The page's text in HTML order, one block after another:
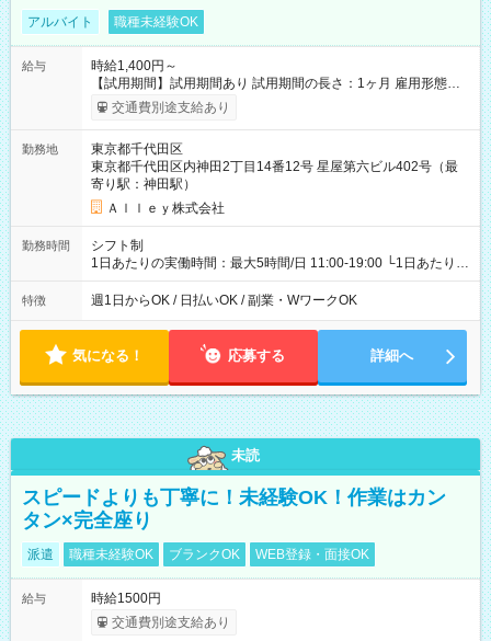
アルバイト 職種未経験OK
給与
時給1,400円～
【試用期間】試用期間あり 試用期間の長さ：1ヶ月 雇用形態、
給与は本採用時と同じです。
交通費別途支給あり
勤務地
東京都千代田区
東京都千代田区内神田2丁目14番12号 星屋第六ビル402号（最
寄り駅：神田駅）
Ａｌｌｅｙ株式会社
勤務時間
シフト制
1日あたりの実働時間：最大5時間/日 11:00-19:00 └1日あたりの
実働時間：1-5時間 └上記の時間帯内であれば、いつでも勤務可
能！ └平日・土曜日の中で、お好きな曜日でご勤務いただけま
18:00 などのように、自由な働き方が可能なお仕事です！
特徴 週1日からOK / 日払いOK / 副業・WワークOK
気になる！ 応募する 詳細へ
未読
スピードよりも丁寧に！未経験OK！作業はカン
タン×完全座り
派遣 職種未経験OK ブランクOK WEB登録・面接OK
給与
時給1500円
交通費別途支給あり